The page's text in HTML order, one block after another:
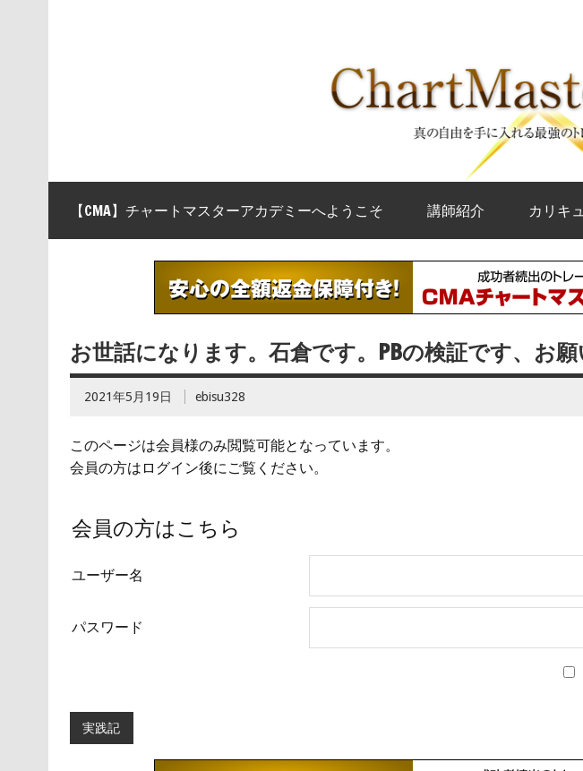
【CMA】チャートマスターアカデミーへようこそ 講師紹介 カリキ
お世話になります。石倉です。PBの検証です、お願
2021年5月19日 ebisu328
このページは会員様のみ閲覧可能となっています。
会員の方はログイン後にご覧ください。
会員の方はこちら
ユーザー名
パスワード
実践記